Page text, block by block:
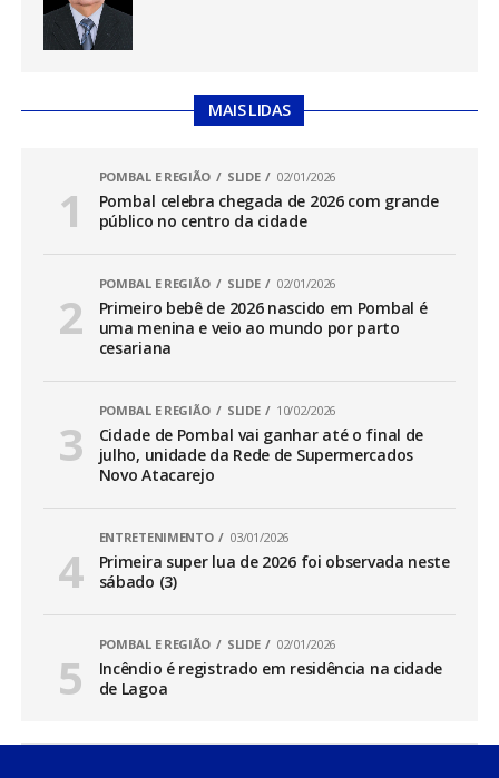
MAIS LIDAS
POMBAL E REGIÃO SLIDE 02/01/2026
Pombal celebra chegada de 2026 com grande
público no centro da cidade
POMBAL E REGIÃO SLIDE 02/01/2026
Primeiro bebê de 2026 nascido em Pombal é
uma menina e veio ao mundo por parto
cesariana
POMBAL E REGIÃO SLIDE 10/02/2026
Cidade de Pombal vai ganhar até o final de
julho, unidade da Rede de Supermercados
Novo Atacarejo
ENTRETENIMENTO 03/01/2026
Primeira super lua de 2026 foi observada neste
sábado (3)
POMBAL E REGIÃO SLIDE 02/01/2026
Incêndio é registrado em residência na cidade
de Lagoa